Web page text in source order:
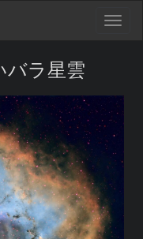
バラ星雲